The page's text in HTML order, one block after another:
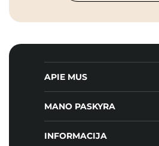
APIE MUS
MANO PASKYRA
INFORMACIJA